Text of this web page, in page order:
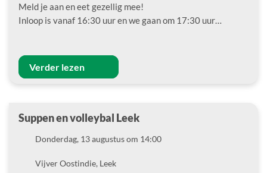
Meld je aan en eet gezellig mee!
Inloop is vanaf 16:30 uur en we gaan om 17:30 uur…
Verder lezen
Suppen en volleybal Leek
DatumDonderdag, 13 augustus om 14:00
LocatieVijver Oostindie, Leek